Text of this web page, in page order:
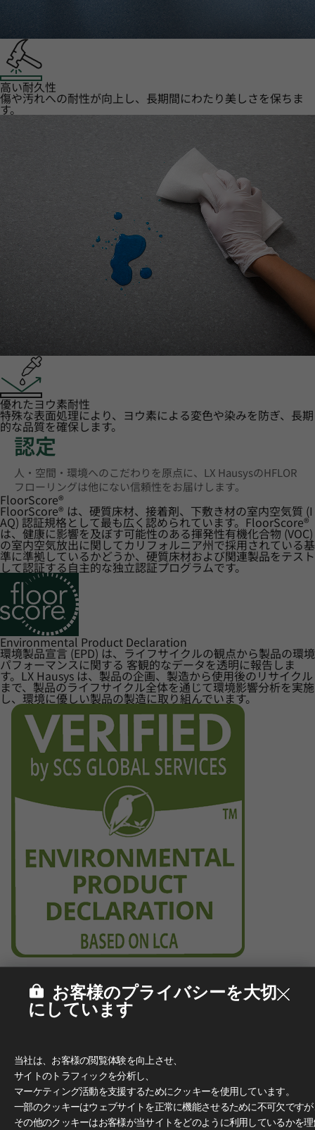
高い耐久性
傷や汚れへの耐性が向上し、長期間にわたり美しさを保ちま
す。
優れたヨウ素耐性
特殊な表面処理により、ヨウ素による変色や染みを防ぎ、長期
的な品質を確保します。
認定
人・空間・環境へのこだわりを原点に、LX HausysのHFLOR
フローリングは他にない信頼性をお届けします。
FloorScore®
FloorScore® は、硬質床材、接着剤、下敷き材の室内空気質 (I
AQ) 認証規格として最も広く認められています。FloorScore®
は、健康に影響を及ぼす可能性のある揮発性有機化合物 (VOC)
の室内空気放出に関してカリフォルニア州で採用されている基
準に準拠しているかどうか、硬質床材および関連製品をテスト
して認証する自主的な独立認証プログラムです。
Environmental Product Declaration
環境製品宣言 (EPD) は、ライフサイクルの観点から製品の環境
パフォーマンスに関する 客観的なデータを透明に報告しま
す。LX Hausys は、製品の企画、製造から使用後のリサイクル
まで、製品のライフサイクル全体を通じて環境影響分析を実施
し、環境に優しい製品の製造に取り組んでいます。
お客様のプライバシーを大切
にしています
当社は、お客様の閲覧体験を向上させ、
サイトのトラフィックを分析し、
マーケティング活動を支援するためにクッキーを使用しています。
一部のクッキーはウェブサイトを正常に機能させるために不可欠です
その他のクッキーはお客様が当サイトをどのように利用しているかを